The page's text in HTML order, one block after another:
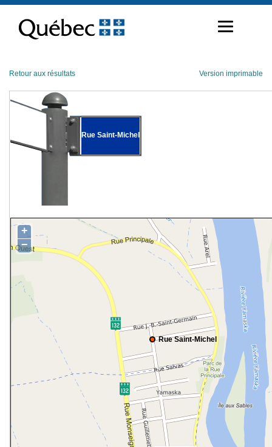
contenu
Retour aux résultats Version imprimable
Rue Saint-Michel
Rue Saint-Michel
+
−